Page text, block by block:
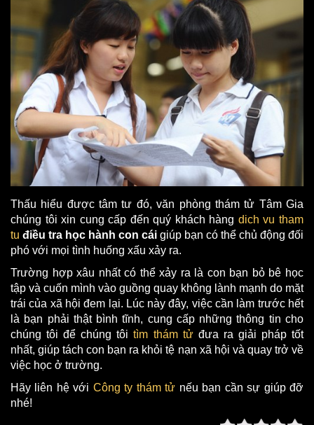
Thấu hiểu được tâm tư đó, văn phòng thám tử Tâm Gia
chúng tôi xin cung cấp đến quý khách hàng dich vu tham
tu điều tra học hành con cái giúp bạn có thể chủ động đối
phó với mọi tình huống xấu xảy ra.
Trường hợp xâu nhất có thể xảy ra là con bạn bỏ bê học
tập và cuốn mình vào guồng quay không lành mạnh do mặt
trái của xã hội đem lại. Lúc này đây, việc cần làm trước hết
là bạn phải thật bình tĩnh, cung cấp những thông tin cho
chúng tôi để chúng tôitìm thám tửđưa ra giải pháp tốt
nhất, giúp tách con bạn ra khỏi tệ nạn xã hội và quay trở về
việc học ở trường.
Hãy liên hệ với Công ty thám tử nếu bạn cần sự giúp đỡ
nhé!